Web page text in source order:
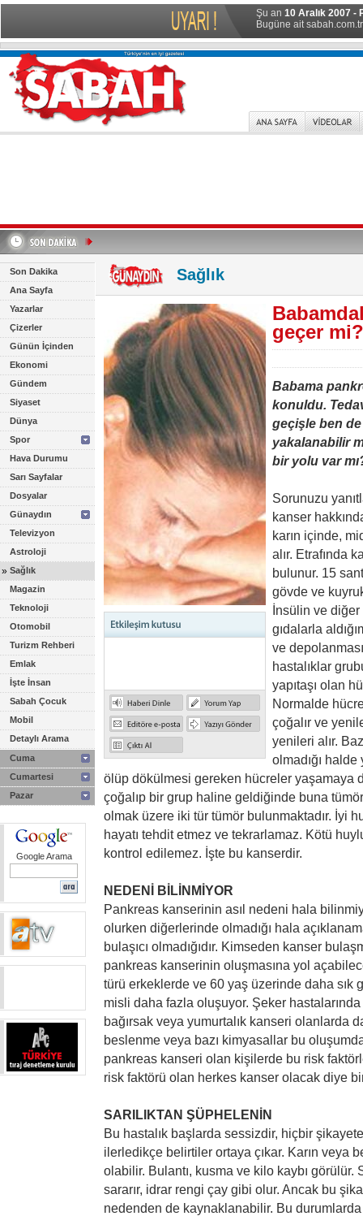
Şu an 10 Aralık 2007 -
Bugüne ait
Son Dakika
Ana Sayfa
Yazarlar
Çizerler
Günün İçinden
Ekonomi
Gündem
Siyaset
Dünya
Spor
Hava Durumu
Sarı Sayfalar
Dosyalar
Günaydın
Televizyon
Astroloji
» Sağlık
Magazin
Teknoloji
Otomobil
Turizm Rehberi
Emlak
İşte İnsan
Sabah Çocuk
Mobil
Detaylı Arama
Cuma
Cumartesi
Pazar
Google Arama
Sağlık
geçer mi?
Babama
konuldu.
geçişle ben
yakalanabilir
bir yolu var
Sorunuzu
kanser
karın içinde,
alır. Etrafında
bulunur. 15
gövde ve
İnsülin ve diğer
gıdalarla
ve
hastalıklar
yapıtaşı olan
Normalde
çoğalır ve
yenileri alır.
olmadığı
ölüp dökülmesi gereken hücreler yaşamaya
çoğalıp bir grup haline geldiğinde buna
olmak üzere iki tür tümör bulunmaktadır. İyi
hayatı tehdit etmez ve tekrarlamaz. Kötü
kontrol edilemez. İşte bu kanserdir.
NEDENİ BİLİNMİYOR
Pankreas kanserinin asıl nedeni hala
olurken diğerlerinde olmadığı hala
bulaşıcı olmadığıdır. Kimseden kanser
pankreas kanserinin oluşmasına yol
türü erkeklerde ve 60 yaş üzerinde daha sık
misli daha fazla oluşuyor. Şeker
bağırsak veya yumurtalık kanseri olanlarda
beslenme veya bazı kimyasallar bu
pankreas kanseri olan kişilerde bu risk
risk faktörü olan herkes kanser olacak diye
SARILIKTAN ŞÜPHELENİN
Bu hastalık başlarda sessizdir, hiçbir
ilerledikçe belirtiler ortaya çıkar. Karın veya
olabilir. Bulantı, kusma ve kilo kaybı görülür.
sararır, idrar rengi çay gibi olur. Ancak bu
nedenden de kaynaklanabilir. Bu